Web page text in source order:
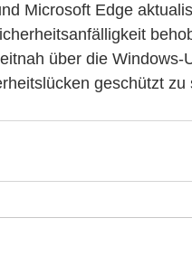
Microsoft Edge
über die Windows-
geschützt zu